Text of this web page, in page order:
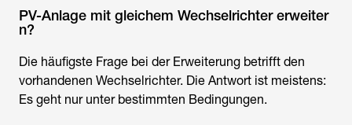
PV-Anlage mit gleichem Wechselrichter erweiter
n?
Die häufigste Frage bei der Erweiterung betrifft den
vorhandenen Wechselrichter. Die Antwort ist meistens:
Es geht nur unter bestimmten Bedingungen.